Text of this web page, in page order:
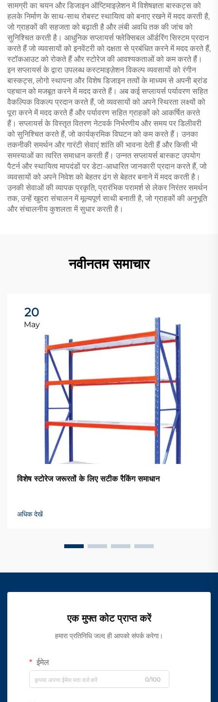
सामग्री का चयन और डिजाइन ऑप्टिमाइज़ेशन में विशेषज्ञता बास्कट्स को
हलके निर्माण के साथ-साथ रोबस्ट स्थायित्व को बनाए रखने में मदद करती है,
जो ग्राहकों की सहजता को बढ़ाती है और लंबी अवधि तक की जांच को
सुनिश्चित करती है। आधुनिक सप्लायर्स फ्लेक्सिबल ऑर्डरिंग सिस्टम प्रदान
करते हैं जो व्यवसायों को इनवेंटरी को दक्षता से प्रबंधित करने में मदद करते हैं,
स्टॉकआउट को रोकते हैं और स्टोरेज की आवश्यकताओं को कम करते हैं।
इन सप्लायर्स के द्वारा उपलब्ध कस्टमाइज़ेशन विकल्प व्यवसायों को रंगीन
बास्कट्स, लोगो स्थापना और विशेष डिजाइन तत्वों के माध्यम से अपनी ब्रांड
पहचान को मजबूत करने में मदद करते हैं। अब कई सप्लायर्स पर्यावरण सहित
वैकल्पिक विकल्प प्रदान करते हैं, जो व्यवसायों को अपने स्थिरता लक्ष्यों को
पूरा करने में मदद करते हैं और पर्यावरण सहित ग्राहकों को आकर्षित करते
हैं। सप्लायर्स के विस्तृत वितरण नेटवर्क निर्भरणीय और समय पर डिलीवरी
को सुनिश्चित करते हैं, जो कार्यक्रमिक विघटन को कम करते हैं। उनका
तकनीकी समर्थन और गारंटी सेवाएं शांति की भावना देती हैं और किसी भी
समस्याओं का त्वरित समाधान करती हैं। उन्नत सप्लायर्स बास्कट उपयोग
पैटर्न और स्थायित्व मापदंडों पर डेटा-आधारित जानकारी प्रदान करते हैं, जो
व्यवसायों को अपने निवेश को बेहतर ढंग से बेहतर बनाने में मदद करती है।
उनकी सेवाओं की व्यापक प्रकृति, प्रारंभिक परामर्श से लेकर निरंतर समर्थन
तक, उन्हें खुदरा संचालन में मूल्यपूर्ण साथी बनाती है, जो ग्राहकों की अनुभूति
और संचालनीय कुशलता में सुधार करती है।
नवीनतम समाचार
20
May
विशेष स्टोरेज जरूरतों के लिए सटीक रैकिंग समाधान
अधिक देखें
एक मुफ्त कोट प्राप्त करें
हमारा प्रतिनिधि जल्द ही आपको संपर्क करेगा।
ईमेल
0/100